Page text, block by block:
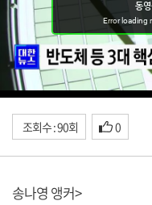
조회수 : 90회 0
송나영 앵커>